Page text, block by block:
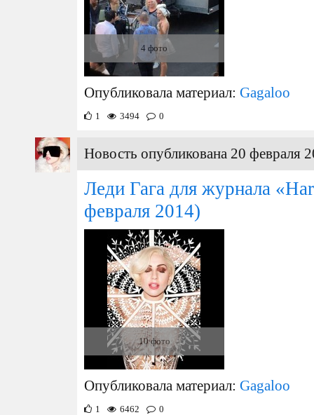
4 фото
Опубликовала материал: Gagaloo
1 3494 0
Новость опубликована 20 февраля
Леди Гага для журнала
февраля 2014)
10 фото
Опубликовала материал: Gagaloo
1 6462 0